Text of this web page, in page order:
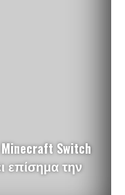
Switch
επίσημα την